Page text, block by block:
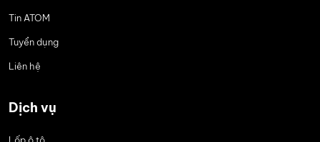
Tin ATOM
Tuyển dụng
Liên hệ
Dịch vụ
Lốp ô tô